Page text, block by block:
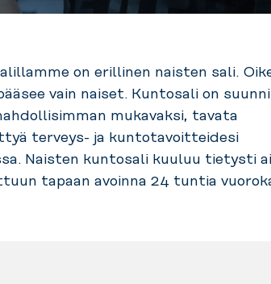
on erillinen naisten sali.
vain naiset. Kuntosali on
mukavaksi, tavata
terveys- ja kuntotavoitteidesi
Naisten kuntosali kuuluu tietysti
tapaan avoinna 24 tuntia